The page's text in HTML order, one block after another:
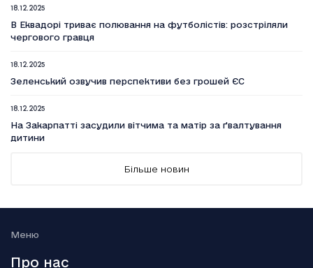
18.12.2025
В Еквадорі триває полювання на футболістів: розстріляли
чергового гравця
18.12.2025
Зеленський озвучив перспективи без грошей ЄС
18.12.2025
На Закарпатті засудили вітчима та матір за ґвалтування
дитини
18.12.2025
Більше новин
Меню
Про нас